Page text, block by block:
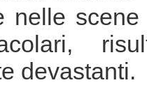
nelle
devastanti.